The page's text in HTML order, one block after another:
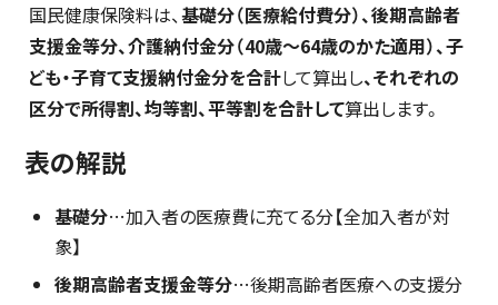
国民健康保険料は、基礎分（医療給付費分）、後期高齢者
支援金等分、介護納付金分（40歳～64歳のかた適用）、子
ども・子育て支援納付金分を合計して算出し、それぞれの
区分で所得割、均等割、平等割を合計して算出します。
表の解説
基礎分…加入者の医療費に充てる分【全加入者が対
象】
後期高齢者支援金等分…後期高齢者医療への支援分